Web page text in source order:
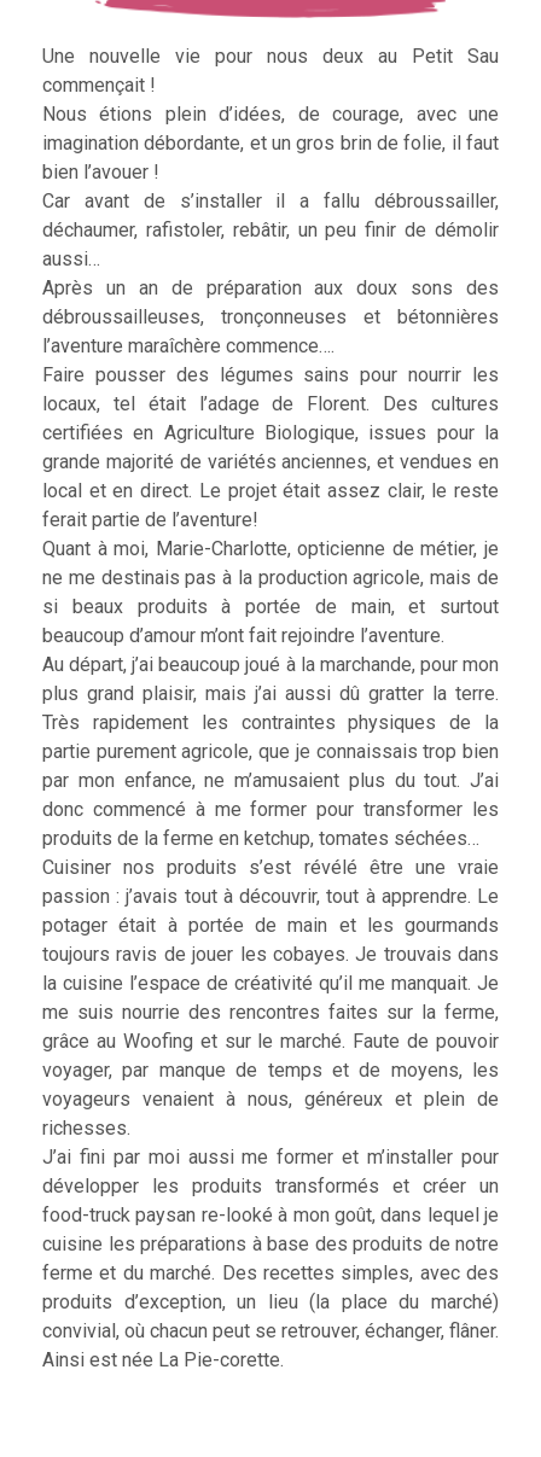
Une nouvelle vie pour nous deux au Petit Sau
commençait !
Nous étions plein d’idées, de courage, avec une
imagination débordante, et un gros brin de folie, il faut
bien l’avouer !
Car avant de s’installer il a fallu débroussailler,
déchaumer, rafistoler, rebâtir, un peu finir de démolir
aussi…
Après un an de préparation aux doux sons des
débroussailleuses, tronçonneuses et bétonnières
l’aventure maraîchère commence….
Faire pousser des légumes sains pour nourrir les
locaux, tel était l’adage de Florent. Des cultures
certifiées en Agriculture Biologique, issues pour la
grande majorité de variétés anciennes, et vendues en
local et en direct. Le projet était assez clair, le reste
ferait partie de l’aventure!
Quant à moi, Marie-Charlotte, opticienne de métier, je
ne me destinais pas à la production agricole, mais de
si beaux produits à portée de main, et surtout
beaucoup d’amour m’ont fait rejoindre l’aventure.
Au départ, j’ai beaucoup joué à la marchande, pour mon
plus grand plaisir, mais j’ai aussi dû gratter la terre.
Très rapidement les contraintes physiques de la
partie purement agricole, que je connaissais trop bien
par mon enfance, ne m’amusaient plus du tout. J’ai
donc commencé à me former pour transformer les
produits de la ferme en ketchup, tomates séchées…
Cuisiner nos produits s’est révélé être une vraie
passion : j’avais tout à découvrir, tout à apprendre. Le
potager était à portée de main et les gourmands
toujours ravis de jouer les cobayes. Je trouvais dans
la cuisine l’espace de créativité qu’il me manquait. Je
me suis nourrie des rencontres faites sur la ferme,
grâce au Woofing et sur le marché. Faute de pouvoir
voyager, par manque de temps et de moyens, les
voyageurs venaient à nous, généreux et plein de
richesses.
J’ai fini par moi aussi me former et m’installer pour
développer les produits transformés et créer un
food-truck paysan re-looké à mon goût, dans lequel je
cuisine les préparations à base des produits de notre
ferme et du marché. Des recettes simples, avec des
produits d’exception, un lieu (la place du marché)
convivial, où chacun peut se retrouver, échanger, flâner.
Ainsi est née La Pie-corette.